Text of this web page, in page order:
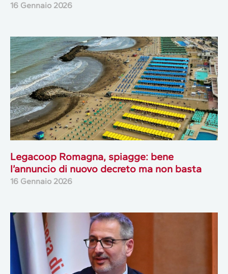
16 Gennaio 2026
Legacoop Romagna, spiagge: bene
l’annuncio di nuovo decreto ma non basta
16 Gennaio 2026